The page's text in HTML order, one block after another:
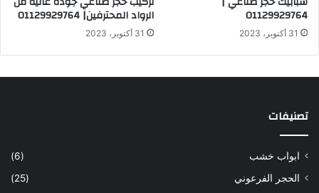
01129929764
31 أكتوبر، 2023
الرواد المحترفين| 01129929764
31 أكتوبر، 2023
تصنيفات
ابواب خشب
(6)
الحجر الفرعوني
(25)